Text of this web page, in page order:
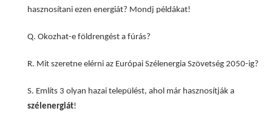
hasznosítani ezen energiát? Mondj példákat!
Q. Okozhat-e földrengést a fúrás?
R. Mit szeretne elérni az Európai Szélenergia Szövetség 2050-ig?
S. Említs 3 olyan hazai települést, ahol már hasznosítják a
szélenergiát!